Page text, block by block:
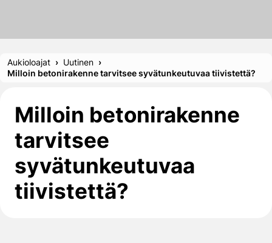
Aukioloajat
Uutinen
Milloin betonirakenne tarvitsee syvätunkeutuvaa tiivistettä?
Milloin betonirakenne
tarvitsee
syvätunkeutuvaa
tiivistettä?